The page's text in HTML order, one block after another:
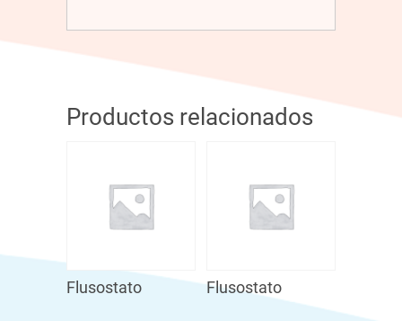
Productos relacionados
Flusostato Flusostato